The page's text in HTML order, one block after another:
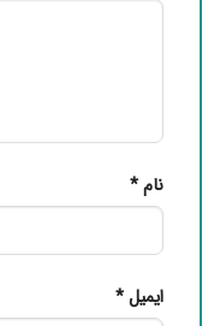
نام*
ایمیل*